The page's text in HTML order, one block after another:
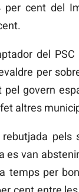
per cent del
del
per
pel govern
altres
pels
es van
temps per